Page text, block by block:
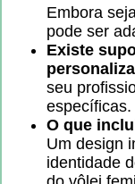
Embora
pode ser
Existe
seu
específicas.
O que
Um design
identidade